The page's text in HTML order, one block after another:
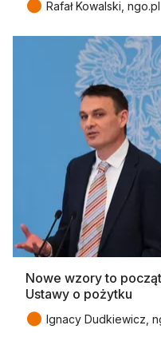
● Rafał Kowalski, ngo.pl
Nowe wzory to
Ustawy o pożytku
● Ignacy Dudkiewicz,